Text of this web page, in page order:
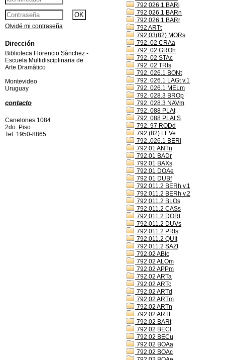
792 026.1 BARj
792 026.1 BARn
792 026.1 BARr
792 ARTt
792,03(82) MORs
792. 02 CRAa
792. 02 GROh
792. 02 STAc
792. 02 TRIs
792. 026.1 BONt
792. 026.1 LAGt v.1
792. 026.1 MELm
792. 028.3 BROp
792. 028.3 NAVm
792. 088 PLAt
792. 088 PLAt S
792. 97 RODd
792.(82) LEVe
792..026.1 BERi
792.01 ANTn
792.01 BADr
792.01 BAXs
792.01 DOAe
792.01 DUBf
792.011.2 BERh v.1
792.011.2 BERh v.2
792.011.2 BLOs
792.011.2 CASs
792.011.2 DORt
792.011.2 DUVs
792.011.2 PRIs
792.011.2 QUIt
792.011.2 SAZt
792.02 ABIc
792.02 ALOm
792.02 APPm
792.02 ARTa
792.02 ARTc
792.02 ARTd
792.02 ARTm
792.02 ARTn
792.02 ARTt
792.02 BARt
792.02 BECl
792.02 BECu
792.02 BOAa
792.02 BOAc
Olvidé mi contraseña
Dirección
Biblioteca Florencio Sànchez -
Escuela Multidisciplinaria de
Arte Dramàtico
Montevideo
Uruguay
contacto
Canelones 1084
2do. Piso
Tel: 1950-8865